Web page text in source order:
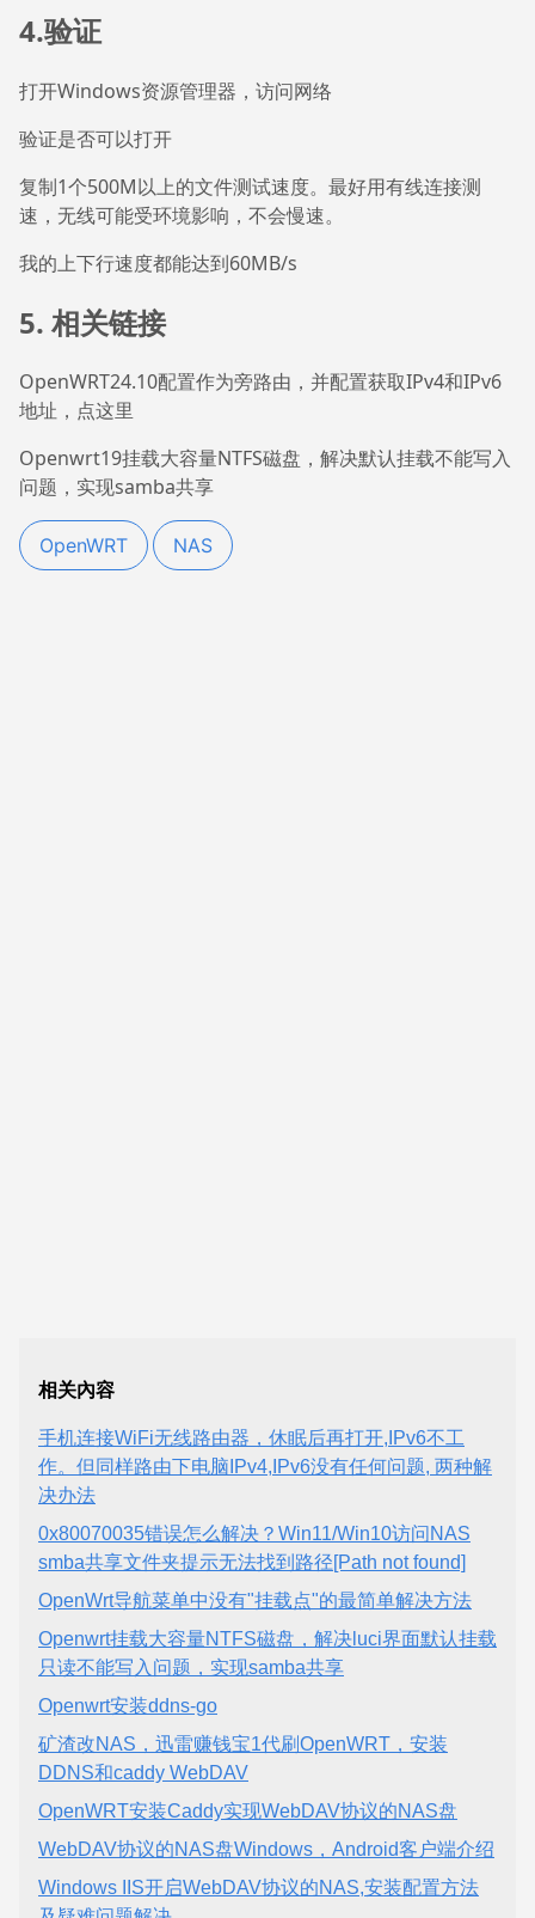
4.验证
打开Windows资源管理器，访问网络
验证是否可以打开
复制1个500M以上的文件测试速度。最好用有线连接测
速，无线可能受环境影响，不会慢速。
我的上下行速度都能达到60MB/s
5. 相关链接
OpenWRT24.10配置作为旁路由，并配置获取IPv4和IPv6
地址，点这里
Openwrt19挂载大容量NTFS磁盘，解决默认挂载不能写入
问题，实现samba共享
OpenWRT NAS
相关內容
手机连接WiFi无线路由器，休眠后再打开,IPv6不工
作。但同样路由下电脑IPv4,IPv6没有任何问题, 两种解
决办法
0x80070035错误怎么解决？Win11/Win10访问NAS
smba共享文件夹提示无法找到路径[Path not found]
OpenWrt导航菜单中没有"挂载点"的最简单解决方法
Openwrt挂载大容量NTFS磁盘，解决luci界面默认挂载
只读不能写入问题，实现samba共享
Openwrt安装ddns-go
矿渣改NAS，迅雷赚钱宝1代刷OpenWRT，安装
DDNS和caddy WebDAV
OpenWRT安装Caddy实现WebDAV协议的NAS盘
WebDAV协议的NAS盘Windows，Android客户端介绍
Windows IIS开启WebDAV协议的NAS,安装配置方法